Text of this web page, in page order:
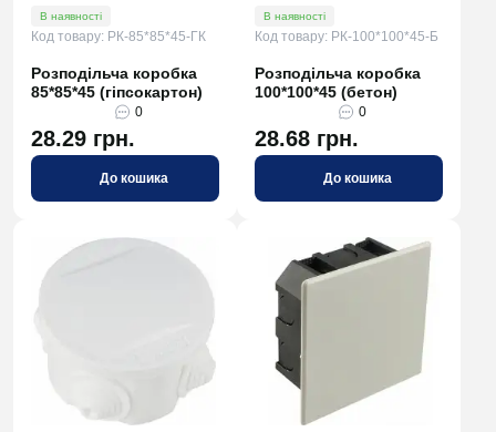
В наявності
Код товару: РК-85*85*45-ГК
Розподільча коробка
85*85*45 (гіпсокартон)
0
28.29 грн.
До кошика
В наявності
Код товару: РК-100*100*45-Б
Розподільча коробка
100*100*45 (бетон)
0
28.68 грн.
До кошика